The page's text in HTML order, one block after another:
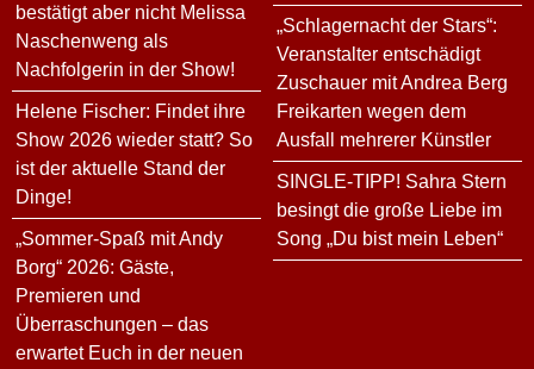
bestätigt aber nicht Melissa
Naschenweng als
Nachfolgerin in der Show!
Helene Fischer: Findet ihre
Show 2026 wieder statt? So
ist der aktuelle Stand der
Dinge!
„Sommer-Spaß mit Andy
Borg“ 2026: Gäste,
Premieren und
Überraschungen – das
erwartet Euch in der neuen
„Schlagernacht der Stars“:
Veranstalter entschädigt
Zuschauer mit Andrea Berg
Freikarten wegen dem
Ausfall mehrerer Künstler
SINGLE-TIPP! Sahra Stern
besingt die große Liebe im
Song „Du bist mein Leben“